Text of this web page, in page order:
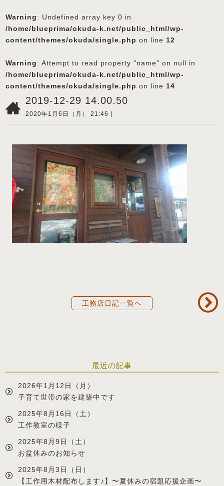
Warning: Undefined array key 0 in
/home/blueprima/okuda-k.net/public_html/wp-
content/themes/okuda/single.php on line 12
Warning: Attempt to read property "name" on null in
/home/blueprima/okuda-k.net/public_html/wp-
content/themes/okuda/single.php on line 14
2019-12-29 14.00.50
2020年1月6日（月） 21:46 |
工務店日記一覧へ
最近の記事
2026年1月12日（月）
子育て世帯の家を建築中です
2025年8月16日（土）
工作教室の様子
2025年8月9日（土）
お盆休みのお知らせ
2025年8月3日（日）
【工作用木材配布します♪】〜夏休みの宿題応援企画〜